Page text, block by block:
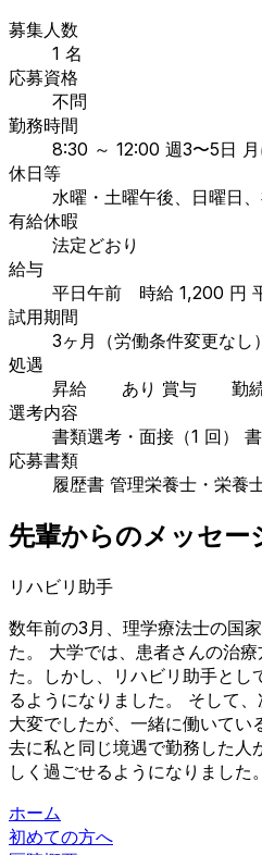
募集人数
1 名
応募資格
不問
勤務時間
8:30 ～ 12:00 週3〜5日
休日等
水曜・土曜午後、日曜日
有給休暇
法定どおり
給与
平日午前 時給 1,200 円
試用期間
3ヶ月（労働条件変更なし）
処遇
昇給 あり 賞与 勤続年
選考内容
書類選考・面接（1 回）
応募書類
履歴書 管理栄養士・栄養
先輩からのメッセー
リハビリ助手
数年前の3月、理学療法士の国
た。 大学では、患者さんの治
た。しかし、リハビリ助手と
るようになりました。 そして
大変でしたが、一緒に働いて
去に私と同じ境遇で勤務した人
しく過ごせるようになりました
ホーム
初めての方へ